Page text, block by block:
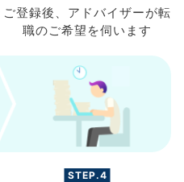
ご登録後、 アドバイザーが転
職のご希望を伺います
STEP.4